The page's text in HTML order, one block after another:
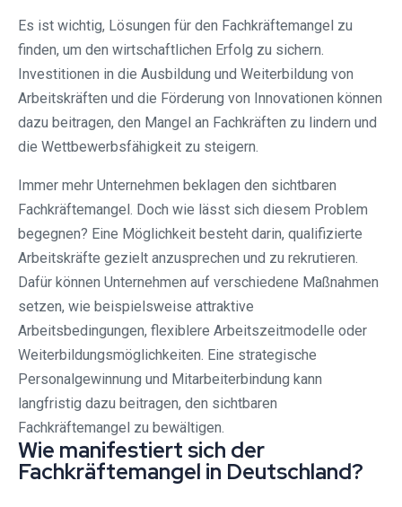
Es ist wichtig, Lösungen für den Fachkräftemangel zu
finden, um den wirtschaftlichen Erfolg zu sichern.
Investitionen in die Ausbildung und Weiterbildung von
Arbeitskräften und die Förderung von Innovationen können
dazu beitragen, den Mangel an Fachkräften zu lindern und
die Wettbewerbsfähigkeit zu steigern.
Immer mehr Unternehmen beklagen den sichtbaren
Fachkräftemangel. Doch wie lässt sich diesem Problem
begegnen? Eine Möglichkeit besteht darin, qualifizierte
Arbeitskräfte gezielt anzusprechen und zu rekrutieren.
Dafür können Unternehmen auf verschiedene Maßnahmen
setzen, wie beispielsweise attraktive
Arbeitsbedingungen, flexiblere Arbeitszeitmodelle oder
Weiterbildungsmöglichkeiten. Eine strategische
Personalgewinnung und Mitarbeiterbindung kann
langfristig dazu beitragen, den sichtbaren
Fachkräftemangel zu bewältigen.
Wie manifestiert sich der
Fachkräftemangel in Deutschland?